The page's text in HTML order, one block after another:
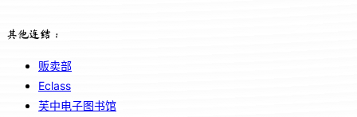
其他连结：
贩卖部
Eclass
芙中电子图书馆